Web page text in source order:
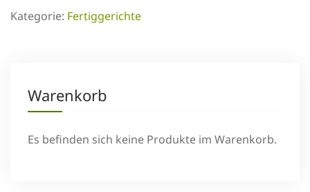
Kategorie: Fertiggerichte
Warenkorb
Es befinden sich keine Produkte im Warenkorb.